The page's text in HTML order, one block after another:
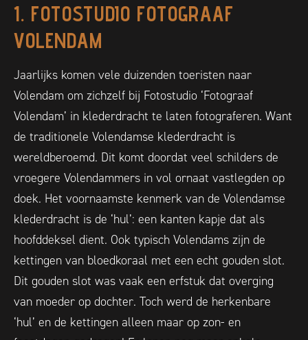
1. FOTOSTUDIO FOTOGRAAF
VOLENDAM
Jaarlijks komen vele duizenden toeristen naar
Volendam om zichzelf bij Fotostudio ‘Fotograaf
Volendam’ in klederdracht te laten fotograferen. Want
de traditionele Volendamse klederdracht is
wereldberoemd. Dit komt doordat veel schilders de
vroegere Volendammers in vol ornaat vastlegden op
doek. Het voornaamste kenmerk van de Volendamse
klederdracht is de ‘hul’: een kanten kapje dat als
hoofddeksel dient. Ook typisch Volendams zijn de
kettingen van bloedkoraal met een echt gouden slot.
Dit gouden slot was vaak een erfstuk dat overging
van moeder op dochter. Toch werd de herkenbare
‘hul’ en de kettingen alleen maar op zon- en